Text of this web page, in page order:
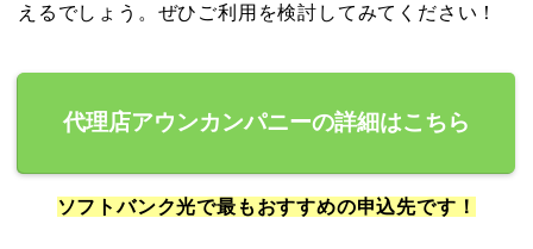
えるでしょう。ぜひご利用を検討してみてください！
代理店アウンカンパニーの詳細はこちら
ソフトバンク光で最もおすすめの申込先です！